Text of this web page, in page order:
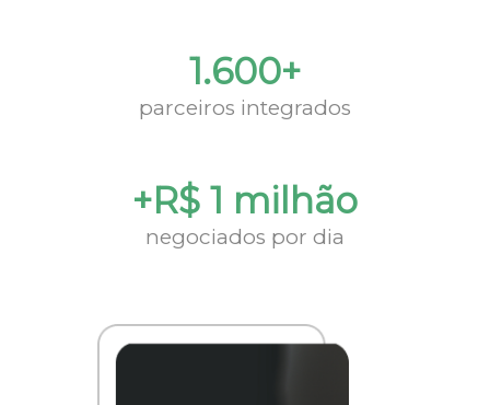
1.600+
parceiros integrados
+R$ 1 milhão
negociados por dia